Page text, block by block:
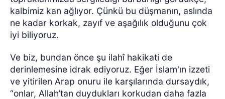
kalbimiz kan ağlıyor. Çünkü bu düşmanın, aslında
ne kadar korkak, zayıf ve aşağılık olduğunu çok
iyi biliyoruz.
Ve biz, bundan önce şu ilahî hakikati de
derinlemesine idrak ediyoruz. Eğer İslam'ın izzeti
ve yitirilen Arap onuru ile karşılarında dursaydık,
“onlar, Allah’tan duydukları korkudan daha fazla